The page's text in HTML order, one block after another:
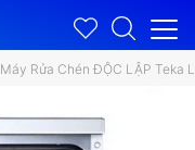
Máy Rửa Chén ĐỘC LẬP Teka